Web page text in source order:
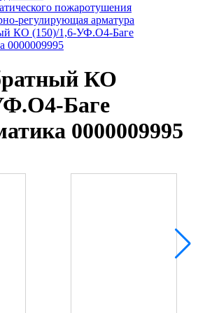
пожаротушения
регулирующая арматура
КО (150)/1,6-УФ.О4-Баге
0000009995
КО
Баге
0000009995